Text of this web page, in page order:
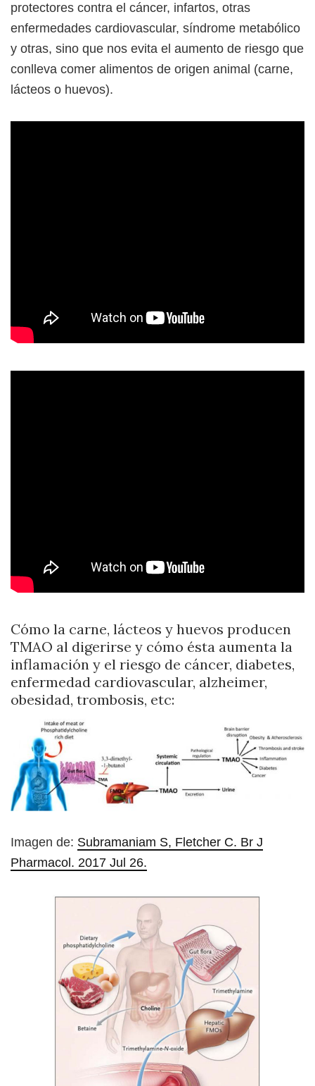
protectores contra el cáncer, infartos, otras
enfermedades cardiovascular, síndrome metabólico
y otras, sino que nos evita el aumento de riesgo que
conlleva comer alimentos de origen animal (carne,
lácteos o huevos).
Cómo la carne, lácteos y huevos producen
TMAO al digerirse y cómo ésta aumenta la
inflamación y el riesgo de cáncer, diabetes,
enfermedad cardiovascular, alzheimer,
obesidad, trombosis, etc:
Imagen de: Subramaniam S, Fletcher C. Br J
Pharmacol. 2017 Jul 26.